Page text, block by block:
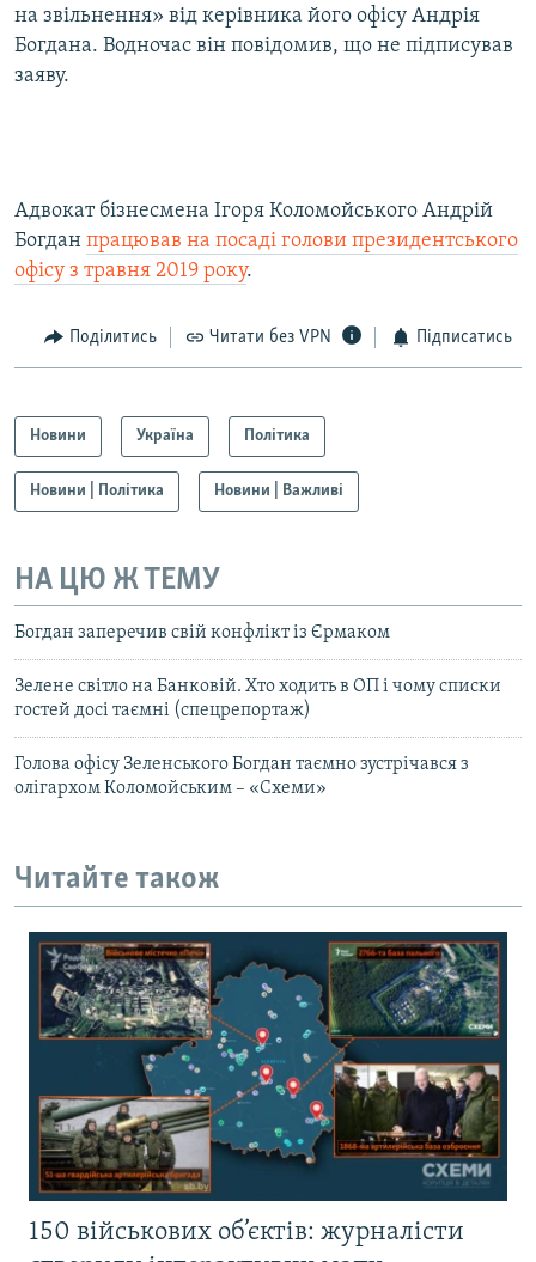
на звільнення» від керівника його офісу Андрія
Богдана. Водночас він повідомив, що не підписував
заяву.
Адвокат бізнесмена Ігоря Коломойського Андрій
Богдан працював на посаді голови президентського
офісу з травня 2019 року.
Поділитись Читати без VPN Підписатись
Новини Україна Політика
Новини | Політика Новини | Важливі
НА ЦЮ Ж ТЕМУ
Богдан заперечив свій конфлікт із Єрмаком
Зелене світло на Банковій. Хто ходить в ОП і чому списки
гостей досі таємні (спецрепортаж)
Голова офісу Зеленського Богдан таємно зустрічався з
олігархом Коломойським – «Схеми»
Читайте також
150 військових об’єктів: журналісти